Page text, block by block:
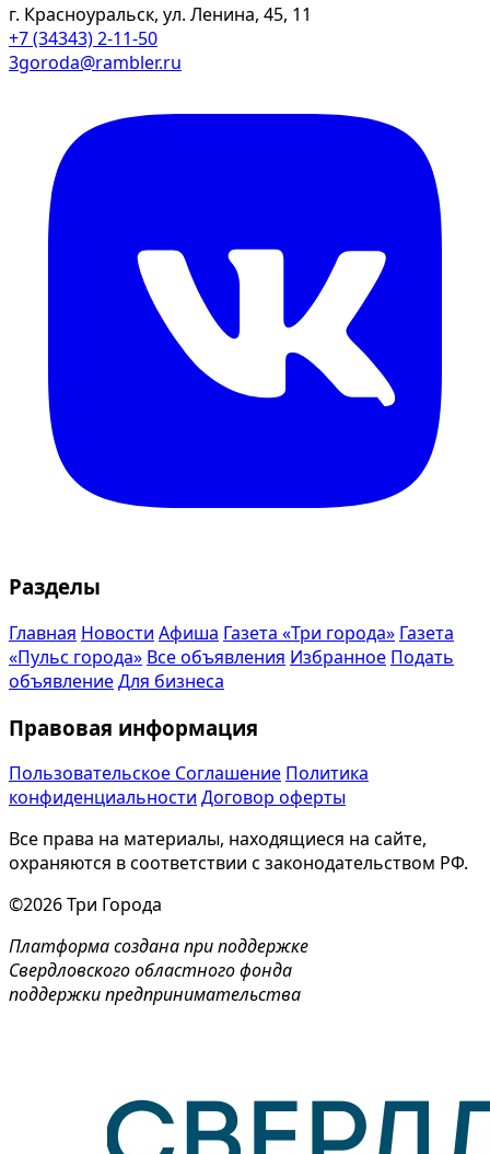
г. Красноуральск, ул. Ленина, 45, 11
+7 (34343) 2-11-50
3goroda@rambler.ru
Разделы
Главная Новости Афиша Газета «Три города» Газета
«Пульс города» Все объявления Избранное Подать
объявлениеДля бизнеса
Правовая информация
Пользовательское Соглашение Политика
конфиденциальности Договор оферты
Все права на материалы, находящиеся на сайте,
охраняются в соответствии с законодательством РФ.
©2026 Три Города
Платформа создана при поддержке
Свердловского областного фонда
поддержки предпринимательства